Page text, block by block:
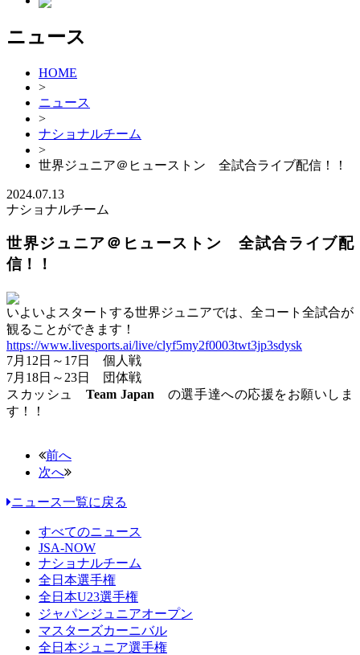
ニュース
HOME
>
ニュース
>
ナショナルチーム
>
世界ジュニア＠ヒューストン 全試合ライブ配信！！
2024.07.13
ナショナルチーム
世界ジュニア＠ヒューストン 全試合ライブ配
信！！
いよいよスタートする世界ジュニアでは、全コート全試合が
観ることができます！
https://www.livesports.ai/live/clyf5my2f0003twt3jp3sdysk
7月12日～17日 個人戦
7月18日～23日 団体戦
スカッシュTeam Japan の選手達への応援をお願いしま
す！！
前へ
次へ
ニュース一覧に戻る
すべてのニュース
JSA-NOW
ナショナルチーム
全日本選手権
全日本U23選手権
ジャパンジュニアオープン
マスターズカーニバル
全日本ジュニア選手権